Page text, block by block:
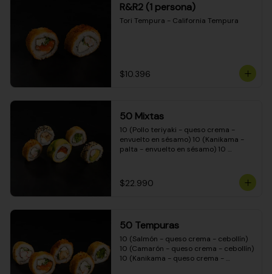
R&R2 (1 persona)
Tori Tempura - California Tempura
$10.396
50 Mixtas
10 (Pollo teriyaki - queso crema -
envuelto en sésamo) 10 (Kanikama -
palta - envuelto en sésamo) 10
cebollín - envuelto en masa tempura)
10 (Pimentón - queso crema - cebollín
$22.990
50 Tempuras
10 (Salmón - queso crema - cebollín)
10 (Camarón - queso crema - cebollín)
10 (Kanikama - queso crema -